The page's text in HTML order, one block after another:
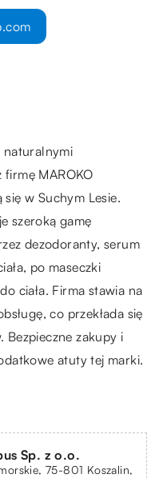
naturalnymi
MAROKO
się w Suchym Lesie.
szeroką gamę
dezodoranty, serum
po maseczki
ciała. Firma stawia na
co przekłada się
zakupy i
atuty tej marki.
Sp. z o.o.
75-801 Koszalin,